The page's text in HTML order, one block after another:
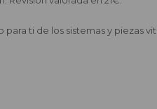
para ti de los sistemas y piezas